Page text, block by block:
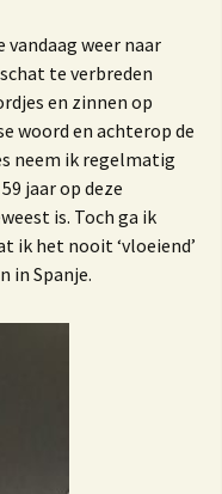
weer naar
te verbreden
en zinnen op
woord en achterop de
neem ik regelmatig
jaar op deze
is. Toch ga ik
ik het nooit ‘vloeiend’
in Spanje.